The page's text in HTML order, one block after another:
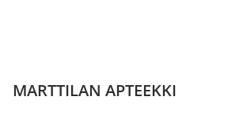
MARTTILAN APTEEKKI